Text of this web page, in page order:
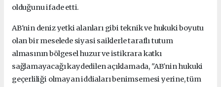
olduğunu ifade etti.
AB'nin deniz yetki alanları gibi teknik ve hukuki boyutu
olan bir meselede siyasi saiklerle taraflı tutum
almasının bölgesel huzur ve istikrara katkı
sağlamayacağı kaydedilen açıklamada, "AB'nin hukuki
geçerliliği olmayan iddiaları benimsemesi yerine, tüm